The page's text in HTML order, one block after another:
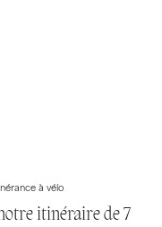
à vélo
itinéraire de 7